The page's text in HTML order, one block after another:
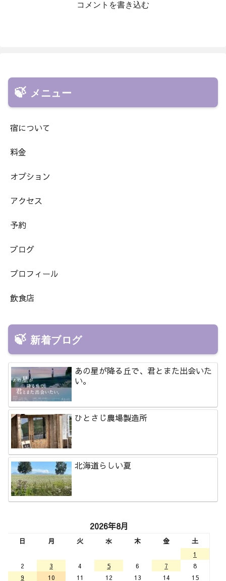
コメントを書き込む
メニュー
宿について
料金
オプション
アクセス
予約
ブログ
プロフィール
飲食店
新着ブログ
あの星が降る丘で、君とまた出会いた
い。
ひとさじ農場製造所
北海道らしい夏
2026年8月
日 月 火 水 木 金
土
1
2
3 4 5 6 7
8
9
10 11 12 13 14
15